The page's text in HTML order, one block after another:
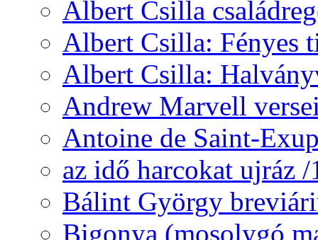
Albert Csilla
Albert Csilla: Fényes
Albert Csilla:
Andrew Marvell
Antoine de Saint-
az idő harcokat ujráz
Bálint György
Bigonya (mosolygó